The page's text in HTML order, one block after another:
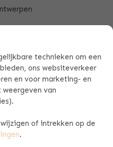
technieken om een
ons websiteverkeer
en voor marketing- en
van
of intrekken op de
.